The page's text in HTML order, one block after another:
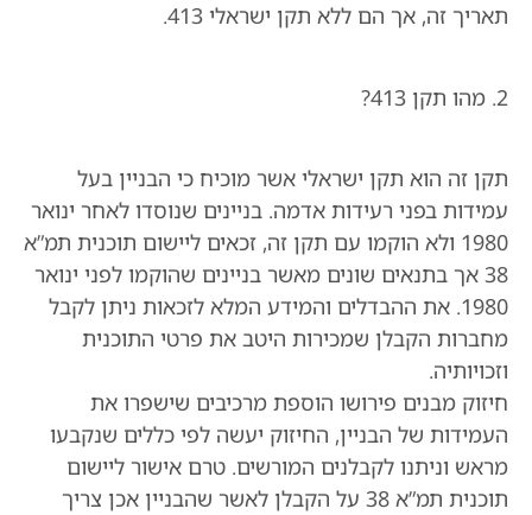
תאריך זה, אך הם ללא תקן ישראלי 413.
2. מהו תקן 413?
תקן זה הוא תקן ישראלי אשר מוכיח כי הבניין בעל
עמידות בפני רעידות אדמה. בניינים שנוסדו לאחר ינואר
1980 ולא הוקמו עם תקן זה, זכאים ליישום תוכנית תמ”א
38 אך בתנאים שונים מאשר בניינים שהוקמו לפני ינואר
1980. את ההבדלים והמידע המלא לזכאות ניתן לקבל
מחברות הקבלן שמכירות היטב את פרטי התוכנית
וזכויותיה.
חיזוק מבנים פירושו הוספת מרכיבים שישפרו את
העמידות של הבניין, החיזוק יעשה לפי כללים שנקבעו
מראש וניתנו לקבלנים המורשים. טרם אישור ליישום
תוכנית תמ”א 38 על הקבלן לאשר שהבניין אכן צריך